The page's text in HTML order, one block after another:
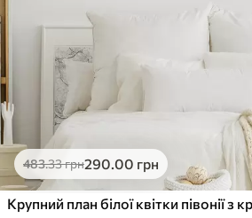
483.33грн290.00 грн